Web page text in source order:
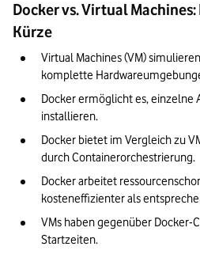
Docker vs. Virtual Machines:
Kürze
Virtual Machines (VM)
komplette
Docker ermöglicht es, einzelne
installieren.
Docker bietet im Vergleich zu
durch Containerorchestrierung.
Docker arbeitet
kosteneffizienter als
VMs haben gegenüber Docker-
Startzeiten.